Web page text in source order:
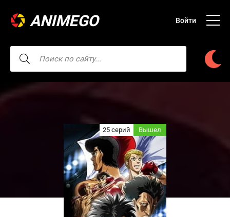
ANIMEGO Войти
25 серий Вышел